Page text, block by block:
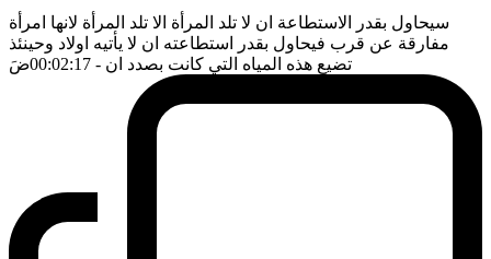
سيحاول بقدر الاستطاعة ان لا تلد المرأة الا تلد المرأة لانها امرأة
مفارقة عن قرب فيحاول بقدر استطاعته ان لا يأتيه اولاد وحينئذ
تضيع هذه المياه التي كانت بصدد ان - 00:02:17 ضَ